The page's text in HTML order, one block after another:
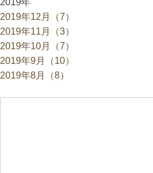
2019年
2019年12月（7）
2019年11月（3）
2019年10月（7）
2019年9月（10）
2019年8月（8）